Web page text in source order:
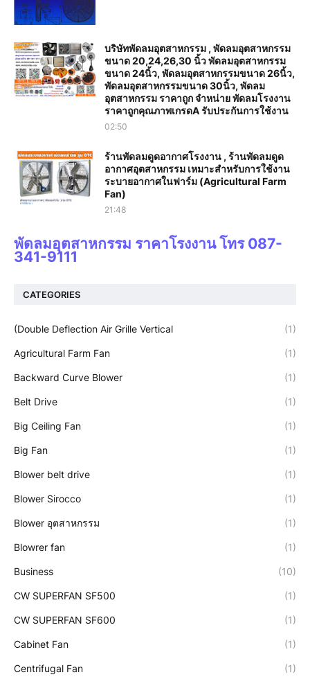
บริษัทพัดลมอุตสาหกรรม , พัดลมอุตสาหกรรม
ขนาด 20,24,26,30 นิ้ว พัดลมอุตสาหกรรม
ขนาด 24นิ้ว, พัดลมอุตสาหกรรมขนาด 26นิ้ว,
พัดลมอุตสาหกรรมขนาด 30นิ้ว, พัดลม
อุตสาหกรรม ราคาถูก จำหน่าย พัดลมโรงงาน
ราคาถูกคุณภาพเกรดA รับประกันการใช้งาน‎
02:50
ร้านพัดลมดูดอากาศโรงงาน , ร้านพัดลมดูด
อากาศอุตสาหกรรม เหมาะสำหรับการใช้งาน
ระบายอากาศในฟาร์ม (Agricultural Farm
Fan)
21:48
พัดลมอุตสาหกรรม ราคาโรงงาน โทร 087-
341-9111
CATEGORIES
(Double Deflection Air Grille Vertical (1)
Agricultural Farm Fan (1)
Backward Curve Blower (1)
Belt Drive (1)
Big Ceiling Fan (1)
Big Fan (1)
Blower belt drive (1)
Blower Sirocco (1)
Blower อุตสาหกรรม (1)
Blowrer fan (1)
Business (10)
CW SUPERFAN SF500 (1)
CW SUPERFAN SF600 (1)
Cabinet Fan (1)
Centrifugal Fan (1)